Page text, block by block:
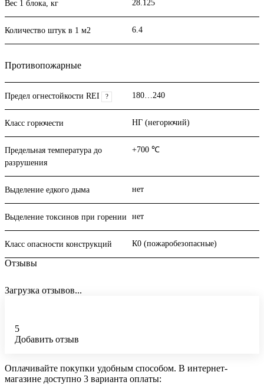
Вес 1 блока, кг 28.125
Количество штук в 1 м2 6.4
Противопожарные
Предел огнестойкости REI ? 180…240
Класс горючести НГ (негорючий)
Предельная температура до
разрушения
+700 ℃
Выделение едкого дыма нет
Выделение токсинов при горении нет
Класс опасности конструкций К0 (пожаробезопасные)
Отзывы
Загрузка отзывов...
5
Добавить отзыв
Оплачивайте покупки удобным способом. В интернет-
магазине доступно 3 варианта оплаты: